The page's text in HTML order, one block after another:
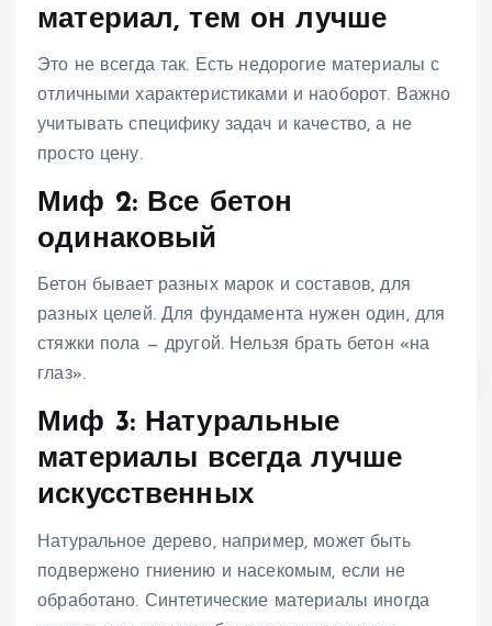
материал, тем он лучше
Это не всегда так. Есть недорогие материалы с
отличными характеристиками и наоборот. Важно
учитывать специфику задач и качество, а не
просто цену.
Миф 2: Все бетон
одинаковый
Бетон бывает разных марок и составов, для
разных целей. Для фундамента нужен один, для
стяжки пола — другой. Нельзя брать бетон «на
глаз».
Миф 3: Натуральные
материалы всегда лучше
искусственных
Натуральное дерево, например, может быть
подвержено гниению и насекомым, если не
обработано. Синтетические материалы иногда